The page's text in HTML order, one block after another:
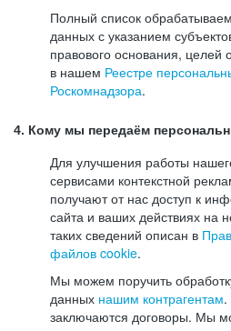
Полный список
данных с указанием
правового основания, целей
в нашем Реестре
Роскомнадзора.
4. Кому мы передаём
Для улучшения работы
сервисами контекстной
получают от нас доступ к
сайта и ваших действиях на
таких сведений описан в
файлов cookie.
Мы можем поручить
данных нашим контрагентам.
заключаются договоры. Мы